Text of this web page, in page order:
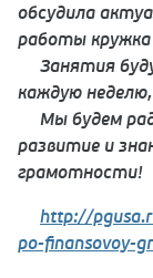
обсудила
работы кружка
Занятия
каждую
Мы будем
развитие и
грамотности!
http://
po-finansovoy-